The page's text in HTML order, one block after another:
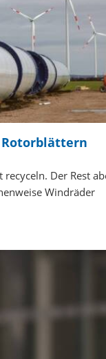
Rotorblättern
recyceln. Der Rest
Windräder